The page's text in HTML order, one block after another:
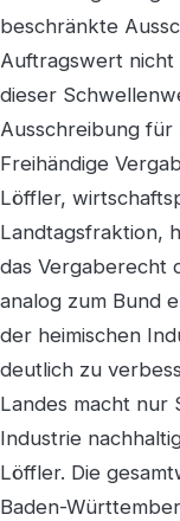
beschränkte
Auftragswert
dieser
Ausschreibung
Freihändige
Löffler,
Landtagsfraktion,
das Vergaberecht
analog zum Bund
der heimischen
deutlich zu
Landes macht nur
Industrie
Löffler. Die
Baden-